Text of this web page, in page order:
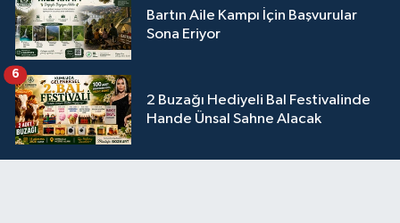
Bartın Aile Kampı İçin Başvurular
Sona Eriyor
2 Buzağı Hediyeli Bal Festivalinde
Hande Ünsal Sahne Alacak
6